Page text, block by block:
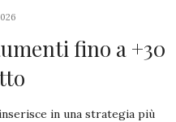
fino a +30
in una strategia più